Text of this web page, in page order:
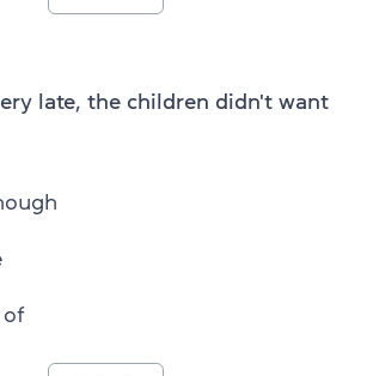
very late, the children didn't want
of